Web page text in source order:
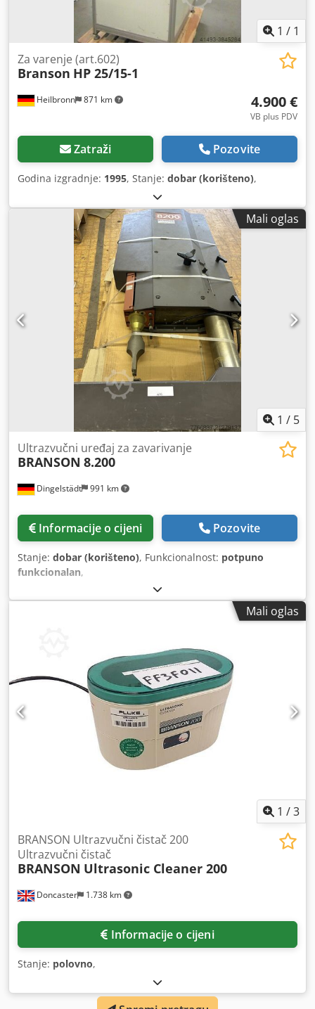
1 / 1
Heilbronn 871 km
Za varenje (art.602)
Branson HP 25/15-1
4.900 €
VB plus PDV
Zatraži Pozovite
Godina izgradnje: 1995, Stanje: dobar (korišteno),
Mali oglas
1 / 5
Dingelstädt 991 km
Ultrazvučni uređaj za zavarivanje
BRANSON 8.200
Informacije o cijeni Pozovite
Stanje: dobar (korišteno), Funkcionalnost: potpuno
funkcionalan,
Mali oglas
1 /3
Doncaster 1.738 km
BRANSON Ultrazvučni čistač 200
Ultrazvučni čistač
BRANSON Ultrasonic Cleaner 200
Informacije o cijeni
Stanje: polovno,